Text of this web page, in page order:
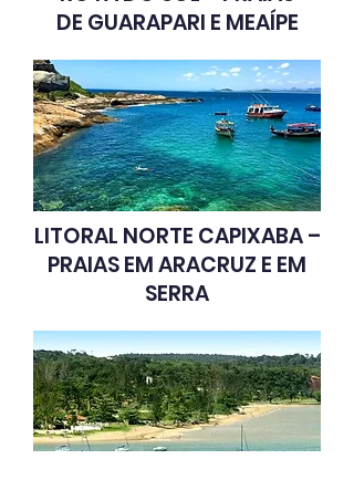
DE GUARAPARI E MEAÍPE
LITORAL NORTE CAPIXABA –
PRAIAS EMARACRUZ E EM
SERRA